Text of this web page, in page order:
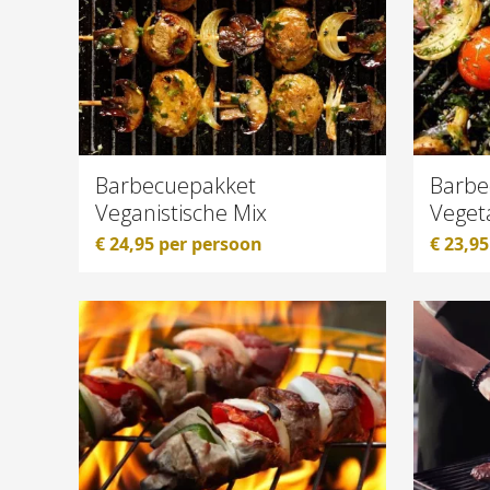
Barbecuepakket
Veganistische Mix
€24,95 per persoon €23,95